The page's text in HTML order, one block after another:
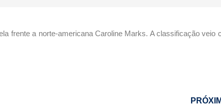
frente a norte-americana Caroline Marks. A classificação veio